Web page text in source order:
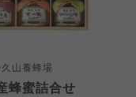
山養蜂場
蜂蜜詰合せ